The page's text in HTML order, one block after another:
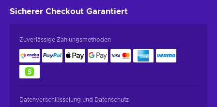
Sicherer Checkout Garantiert
Zuverlässige Zahlungsmethoden
Datenverschlüsselung und Datenschutz